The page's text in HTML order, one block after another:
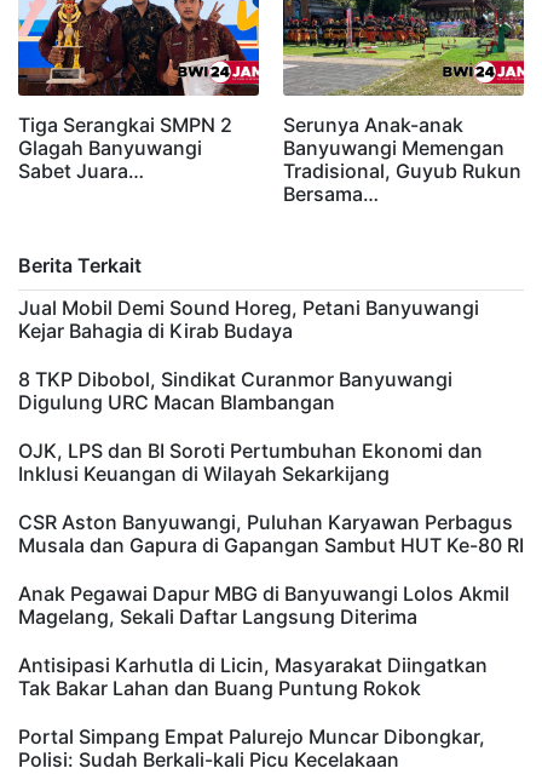
Tiga Serangkai SMPN 2
Glagah Banyuwangi
Sabet Juara…
Serunya Anak-anak
Banyuwangi Memengan
Tradisional, Guyub Rukun
Bersama…
Berita Terkait
Jual Mobil Demi Sound Horeg, Petani Banyuwangi
Kejar Bahagia di Kirab Budaya
8 TKP Dibobol, Sindikat Curanmor Banyuwangi
Digulung URC Macan Blambangan
OJK, LPS dan BI Soroti Pertumbuhan Ekonomi dan
Inklusi Keuangan di Wilayah Sekarkijang
CSR Aston Banyuwangi, Puluhan Karyawan Perbagus
Musala dan Gapura di Gapangan Sambut HUT Ke-80 RI
Anak Pegawai Dapur MBG di Banyuwangi Lolos Akmil
Magelang, Sekali Daftar Langsung Diterima
Antisipasi Karhutla di Licin, Masyarakat Diingatkan
Tak Bakar Lahan dan Buang Puntung Rokok
Portal Simpang Empat Palurejo Muncar Dibongkar,
Polisi: Sudah Berkali-kali Picu Kecelakaan